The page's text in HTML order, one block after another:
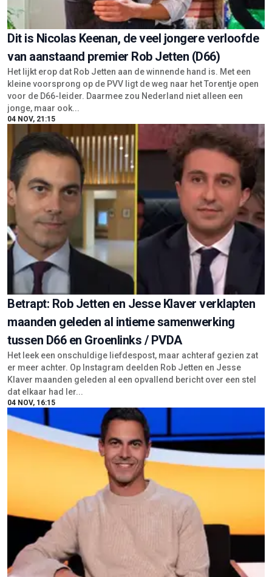
Dit is Nicolas Keenan, de veel jongere verloofde
van aanstaand premier Rob Jetten (D66)
Het lijkt erop dat Rob Jetten aan de winnende hand is. Met een
kleine voorsprong op de PVV ligt de weg naar het Torentje open
voor de D66-leider. Daarmee zou Nederland niet alleen een
jonge, maar ook...
04 NOV, 21:15
Betrapt: Rob Jetten en Jesse Klaver verklapten
maanden geleden al intieme samenwerking
tussen D66 en Groenlinks / PVDA
Het leek een onschuldige liefdespost, maar achteraf gezien zat
er meer achter. Op Instagram deelden Rob Jetten en Jesse
Klaver maanden geleden al een opvallend bericht over een stel
dat elkaar had ler...
04 NOV, 16:15